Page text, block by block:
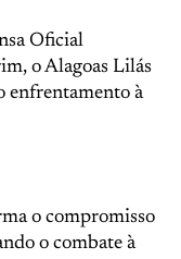
Oficial
o Alagoas Lilás
enfrentamento à
o compromisso
o combate à